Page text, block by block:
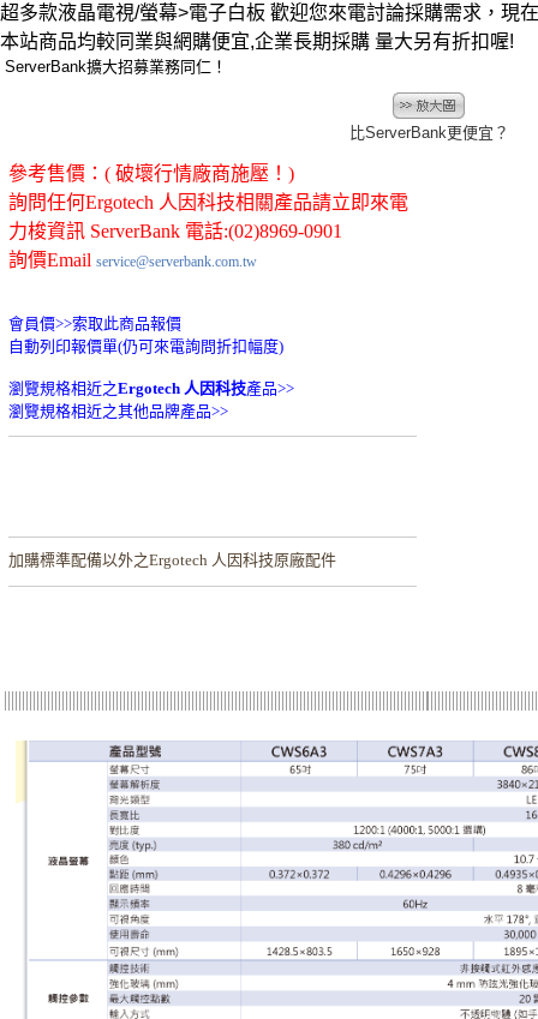
超多款液晶電視/螢幕>電子白板 歡迎您來電討論採購需求，現
本站商品均較同業與網購便宜,企業長期採購 量大另有折扣喔!
ServerBank擴大招募業務同仁！
比ServerBank更便宜？
參考售價：( 破壞行情廠商施壓！)
詢問任何Ergotech 人因科技相關產品請立即來電
力梭資訊 ServerBank 電話:(02)8969-0901
詢價Email service@serverbank.com.tw
會員價>>索取此商品報價
自動列印報價單(仍可來電詢問折扣幅度)
瀏覽規格相近之Ergotech 人因科技產品>>
瀏覽規格相近之其他品牌產品>>
加購標準配備以外之Ergotech 人因科技原廠配件